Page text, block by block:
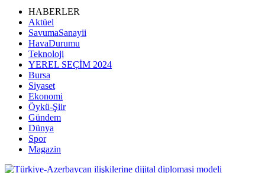
HABERLER
Aktüel
SavumaSanayii
HavaDurumu
Teknoloji
YEREL SEÇİM 2024
Bursa
Siyaset
Ekonomi
Öykü-Şiir
Gündem
Dünya
Spor
Magazin